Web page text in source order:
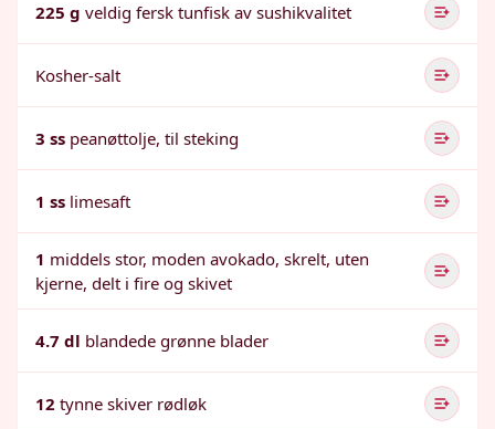
225 g veldig fersk tunfisk av sushikvalitet
Kosher-salt
3 ss peanøttolje, til steking
1 ss limesaft
1 middels stor, moden avokado, skrelt, uten
kjerne, delt i fire og skivet
4.7 dl blandede grønne blader
12 tynne skiver rødløk